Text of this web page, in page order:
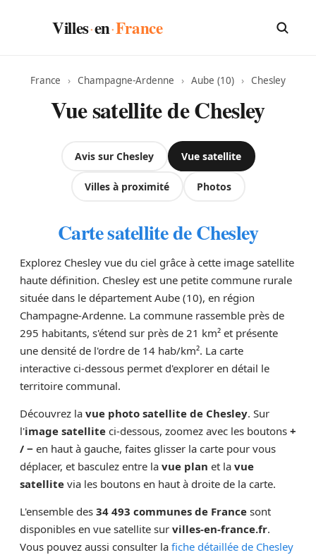
Villes·en·France
France › Champagne-Ardenne › Aube (10) › Chesley
Vue satellite de Chesley
Avis sur Chesley Vue satellite
Villes à proximité Photos
Carte satellite de Chesley
Explorez Chesley vue du ciel grâce à cette image satellite
haute définition. Chesley est une petite commune rurale
située dans le département Aube (10), en région
Champagne-Ardenne. La commune rassemble près de
295 habitants, s'étend sur près de 21 km² et présente
une densité de l'ordre de 14 hab/km². La carte
interactive ci-dessous permet d'explorer en détail le
territoire communal.
Découvrez la vue photo satellite de Chesley. Sur
l'image satellite ci-dessous, zoomez avec les boutons +
/ − en haut à gauche, faites glisser la carte pour vous
déplacer, et basculez entre la vue plan et la vue
satellite via les boutons en haut à droite de la carte.
L'ensemble des 34 493 communes de France sont
disponibles en vue satellite sur villes-en-france.fr.
Vous pouvez aussi consulter la fiche détaillée de Chesley